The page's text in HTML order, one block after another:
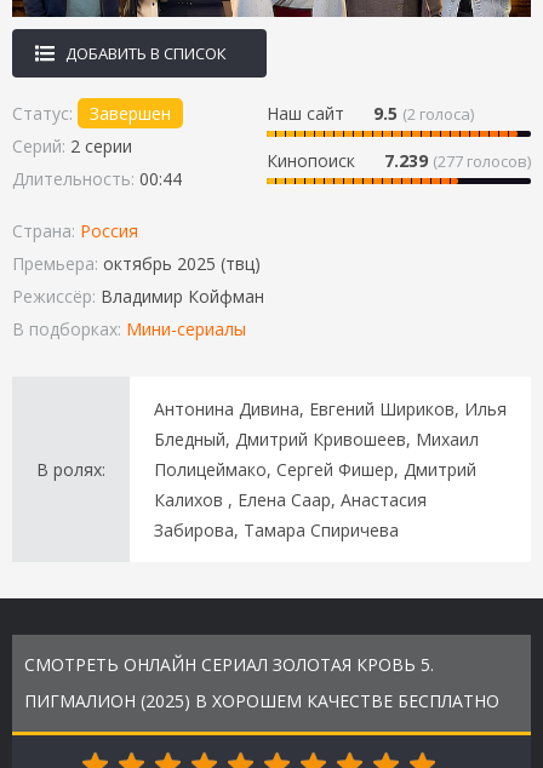
ДОБАВИТЬ В СПИСОК
Наш сайт 9.5 (2 голоса)
Кинопоиск 7.239 (277 голосов)
Статус:
Завершен
Серий: 2 серии
Длительность: 00:44
Страна: Россия
Премьера: октябрь 2025 (твц)
Режиссёр: Владимир Койфман
В подборках: Мини-сериалы
В ролях:
Антонина Дивина, Евгений Шириков, Илья
Бледный, Дмитрий Кривошеев, Михаил
Полицеймако, Сергей Фишер, Дмитрий
Калихов , Елена Саар, Анастасия
Забирова, Тамара Спиричева
СМОТРЕТЬ ОНЛАЙН СЕРИАЛ ЗОЛОТАЯ КРОВЬ 5.
ПИГМАЛИОН (2025) В ХОРОШЕМ КАЧЕСТВЕ БЕСПЛАТНО